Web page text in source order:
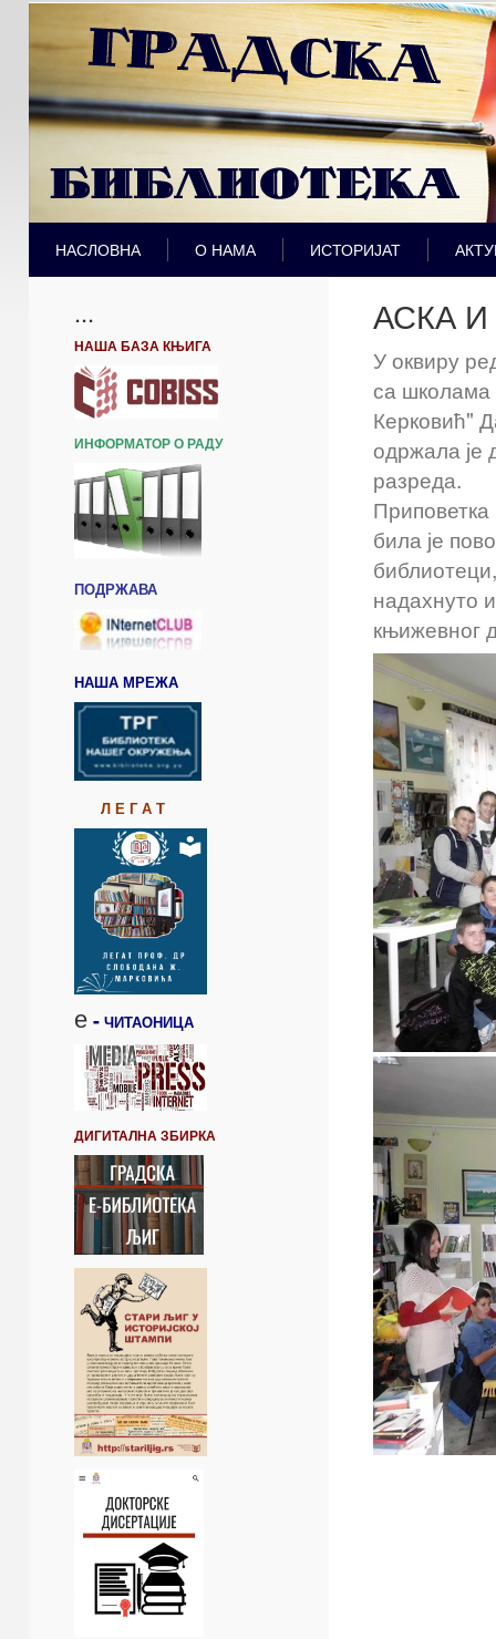
НАСЛОВНА О НАМА ИСТОРИЈАТ
...
НАША БАЗА КЊИГА
ИНФОРМАТОР О РАДУ
ПОДРЖАВА
НАША МРЕЖА
Л Е Г А Т
е- ЧИТАОНИЦА
ДИГИТАЛНА ЗБИРКА
АСКА И
У оквиру
са
Керковић"
одржала је
разреда.
била је
надахнуто
књижевног